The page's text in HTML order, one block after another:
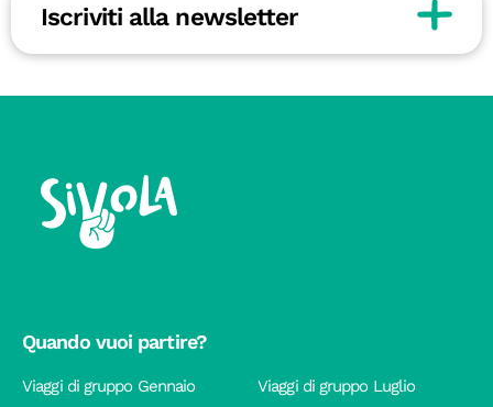
Iscriviti alla newsletter
Quando vuoi partire?
Viaggi di gruppo Gennaio
Viaggi di gruppo Luglio